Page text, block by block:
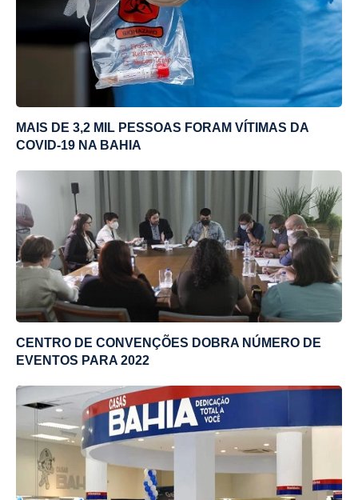
MAIS DE 3,2 MIL PESSOAS FORAM VÍTIMAS DA
COVID-19 NA BAHIA
CENTRO DE CONVENÇÕES DOBRA NÚMERO DE
EVENTOS PARA 2022